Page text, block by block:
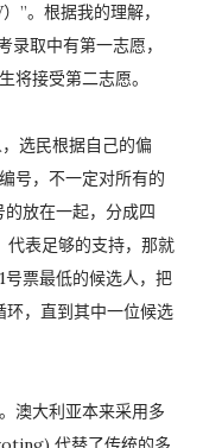
”。根据我的理解，
录取中有第一志愿，
将接受第二志愿。
选民根据自己的偏
号，不一定对所有的
放在一起，分成四
代表足够的支持，那就
号票最低的候选人，把
环，直到其中一位候选
澳大利亚本来采用多